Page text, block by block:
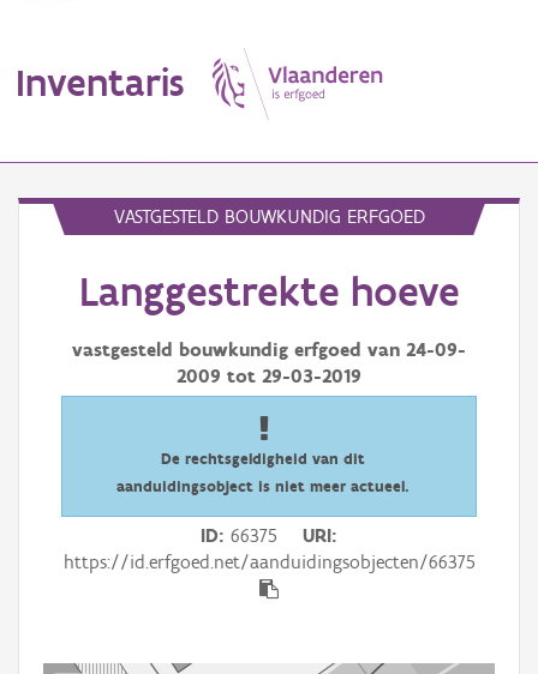
Inventaris
Erfgoedobject
Aanduidingsobject
Waarneming
Persoon of collectief
VASTGESTELD BOUWKUNDIG ERFGOED
Langgestrekte hoeve
vastgesteld bouwkundig erfgoed van 24-09-
2009 tot 29-03-2019
De rechtsgeldigheid van dit
aanduidingsobject is niet meer actueel.
ID 66375
URI
https://id.erfgoed.net/aanduidingsobjecten/66375